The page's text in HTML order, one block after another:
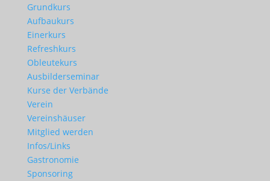
Grundkurs
Aufbaukurs
Einerkurs
Refreshkurs
Obleutekurs
Ausbilderseminar
Kurse der Verbände
Verein
Vereinshäuser
Mitglied werden
Infos/Links
Gastronomie
Sponsoring